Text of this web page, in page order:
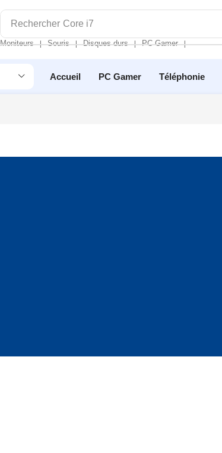
Rechercher Core i7
Moniteurs ❘ Souris ❘ Disques durs ❘ PC Gamer ❘
Accueil PC Gamer Téléphonie